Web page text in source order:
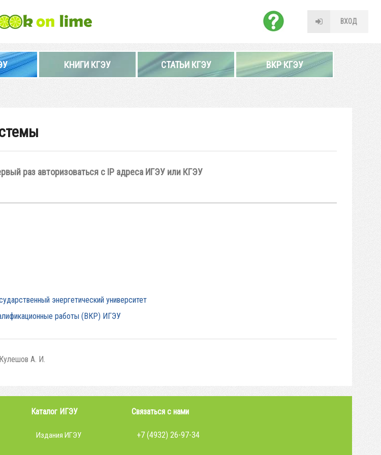
ВХОД
КНИГИ КГЭУ СТАТЬИ КГЭУ ВКР КГЭУ
раз авторизоваться с IP адреса ИГЭУ или КГЭУ
энергетический университет
работы (ВКР) ИГЭУ
А. И.
Каталог ИГЭУ
Издания ИГЭУ
Связаться с нами
+7 (4932) 26-97-34